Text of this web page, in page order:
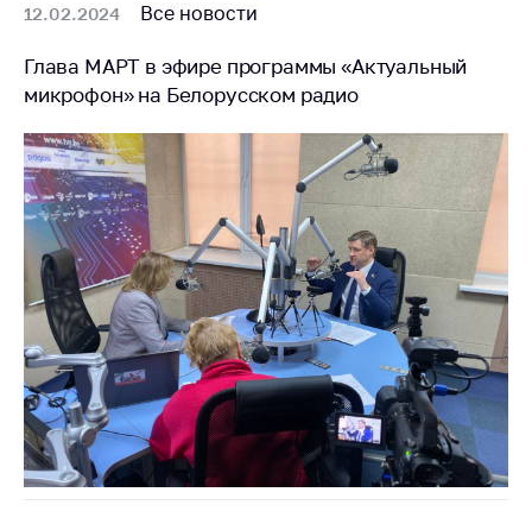
цен на товары
Сообщить о росте
цен на лекарства и
медицинские
изделия
Контакты
Адрес и режим
работы
Приемная
Министра
Горячая линия
Пресс-служба
Вышестоящий
государственный
орган
12.02.2024 Все новости
Глава МАРТ в эфире программы «Актуальный
микрофон» на Белорусском радио